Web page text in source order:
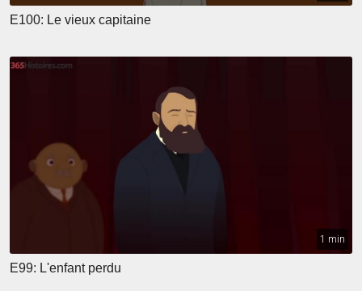
E100: Le vieux capitaine
1 min
E99: L'enfant perdu